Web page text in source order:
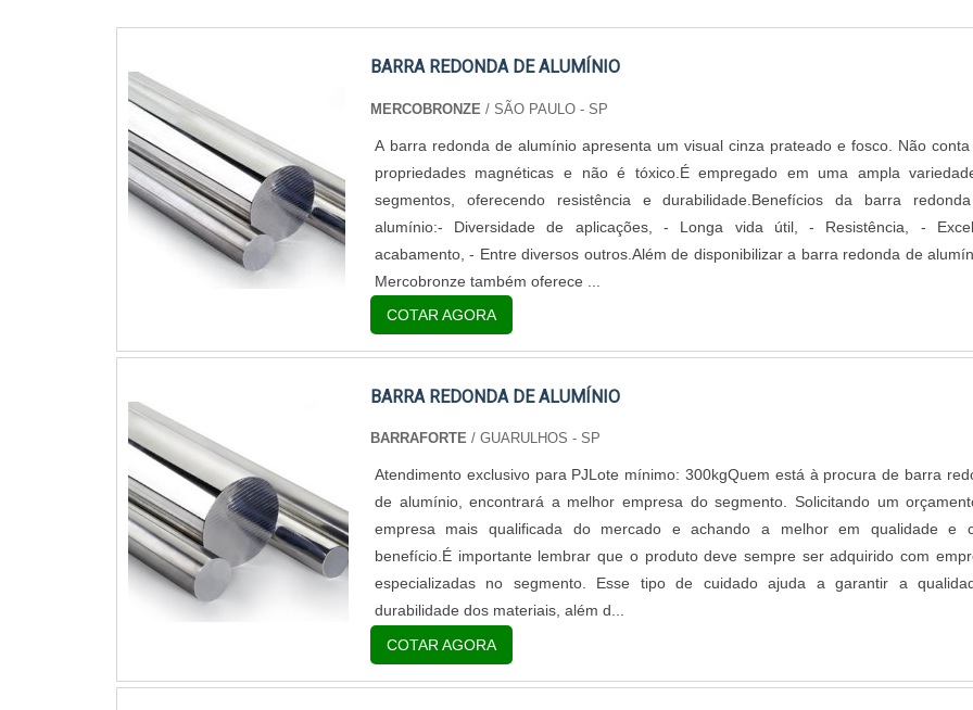
BARRA REDONDA DE ALUMÍNIO
MERCOBRONZE / SÃO PAULO - SP
A barra redonda de alumínio apresenta um visual cinza prateado e fosco. Não conta
propriedades magnéticas e não é tóxico.É empregado em uma ampla
segmentos, oferecendo resistência e durabilidade.Benefícios da barra
alumínio:- Diversidade de aplicações, - Longa vida útil, - Resistência, -
acabamento, - Entre diversos outros.Além de disponibilizar a barra redonda de
Mercobronze também oferece ...
COTAR AGORA
BARRA REDONDA DE ALUMÍNIO
BARRAFORTE / GUARULHOS - SP
Atendimento exclusivo para PJLote mínimo: 300kgQuem está à procura de barra
de alumínio, encontrará a melhor empresa do segmento. Solicitando um
empresa mais qualificada do mercado e achando a melhor em qualidade e
benefício.É importante lembrar que o produto deve sempre ser adquirido com
especializadas no segmento. Esse tipo de cuidado ajuda a garantir a
durabilidade dos materiais, além d...
COTAR AGORA